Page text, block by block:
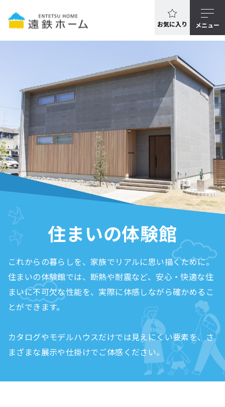
お気に入り メニュー
住まいの体験館
これからの暮らしを、家族でリアルに思い描くために。
住まいの体験館では、断熱や耐震など、安心・快適な住
まいに不可欠な性能を、実際に体感しながら確かめるこ
とができます。
カタログやモデルハウスだけでは見えにくい要素を、さ
まざまな展示や仕掛けでご体感ください。